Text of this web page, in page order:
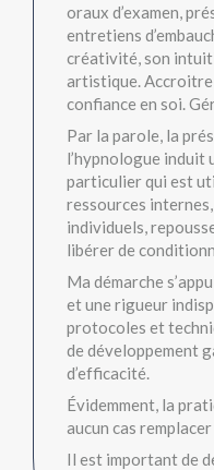
oraux d’examen,
entretiens
créativité, son
artistique. Accroitre
confiance en soi.
Par la parole, la
l’hypnologue induit
particulier qui est
ressources
individuels,
libérer de
Ma démarche
et une rigueur
protocoles et
de développement
d’efficacité.
Évidemment, la
aucun cas
Il est important de